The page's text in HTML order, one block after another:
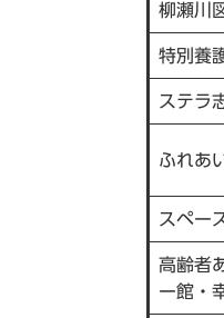
柳瀬川
特別養
ステラ
ふれあ
スペー
高齢者
ー館・